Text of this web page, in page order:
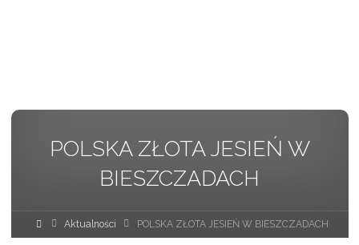
POLSKA ZŁOTA JESIEŃ W
BIESZCZADACH
Strona
główna
Aktualności POLSKA ZŁOTA JESIEŃ W BIESZCZADACH